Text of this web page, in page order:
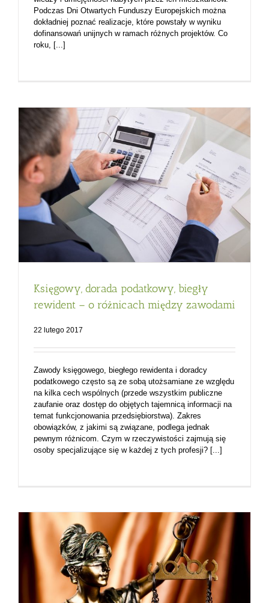
Podczas Dni Otwartych Funduszy Europejskich można
dokładniej poznać realizacje, które powstały w wyniku
dofinansowań unijnych w ramach różnych projektów. Co
roku, [...]
Księgowy, dorada podatkowy, biegły
rewident – o różnicach między zawodami
22 lutego 2017
Zawody księgowego, biegłego rewidenta i doradcy
podatkowego często są ze sobą utożsamiane ze względu
na kilka cech wspólnych (przede wszystkim publiczne
zaufanie oraz dostęp do objętych tajemnicą informacji na
temat funkcjonowania przedsiębiorstwa). Zakres
obowiązków, z jakimi są związane, podlega jednak
pewnym różnicom. Czym w rzeczywistości zajmują się
osoby specjalizujące się w każdej z tych profesji? [...]